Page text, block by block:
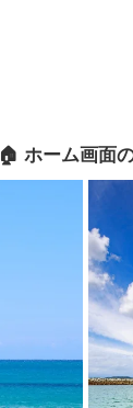
🏠 ホーム画面